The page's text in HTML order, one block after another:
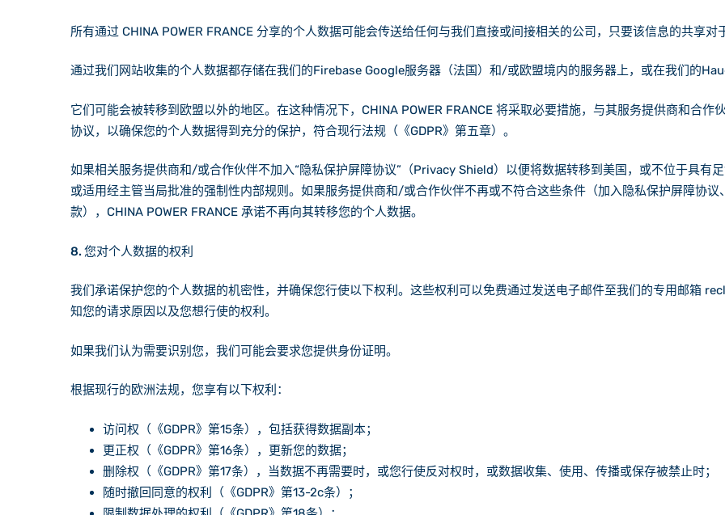
所有通过 CHINA POWER FRANCE 分享的个人数据可能会传送给任何与我们直接或间接相关的公司，只要该信息的共享对
通过我们网站收集的个人数据都存储在我们的Firebase Google服务器（法国）和/或欧盟境内的服务器上，或在我们的
它们可能会被转移到欧盟以外的地区。在这种情况下，CHINA POWER FRANCE 将采取必要措施，与其服务提供商和合
协议，以确保您的个人数据得到充分的保护，符合现行法规（《GDPR》第五章）。
如果相关服务提供商和/或合作伙伴不加入“隐私保护屏障协议”（Privacy Shield）以便将数据转移到美国，或不位于具有
或适用经主管当局批准的强制性内部规则。如果服务提供商和/或合作伙伴不再或不符合这些条件（加入隐私保护屏障协
款），CHINA POWER FRANCE 承诺不再向其转移您的个人数据。
8. 您对个人数据的权利
我们承诺保护您的个人数据的机密性，并确保您行使以下权利。这些权利可以免费通过发送电子邮件至我们的专用邮箱
知您的请求原因以及您想行使的权利。
如果我们认为需要识别您，我们可能会要求您提供身份证明。
根据现行的欧洲法规，您享有以下权利：
访问权（《GDPR》第15条），包括获得数据副本；
更正权（《GDPR》第16条），更新您的数据；
删除权（《GDPR》第17条），当数据不再需要时，或您行使反对权时，或数据收集、使用、传播或保存被禁止时；
随时撤回同意的权利（《GDPR》第13-2c条）；